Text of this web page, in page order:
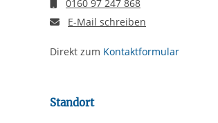
0160 97 247 868
E-Mail schreiben
Direkt zum Kontaktformular
Standort